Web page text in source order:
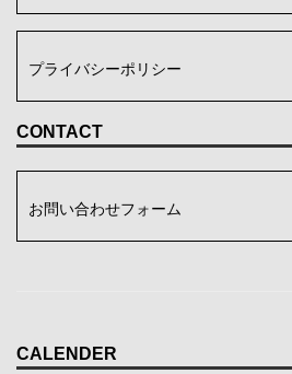
プライバシーポリシー
CONTACT
お問い合わせフォーム
CALENDER